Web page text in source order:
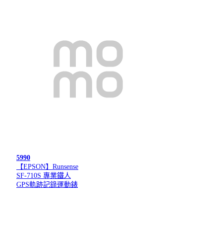
5990
【EPSON】Runsense
SF-710S 專業鐵人
GPS軌跡記錄運動錶